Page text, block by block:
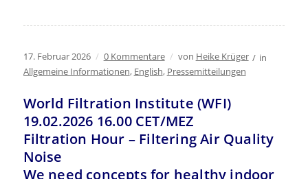
17. Februar 2026 / 0 Kommentare / von Heike Krüger / in
Allgemeine Informationen, English, Pressemitteilungen
World Filtration Institute (WFI)
19.02.2026 16.00 CET/MEZ
Filtration Hour – Filtering Air Quality
Noise
We need concepts for healthy indoor